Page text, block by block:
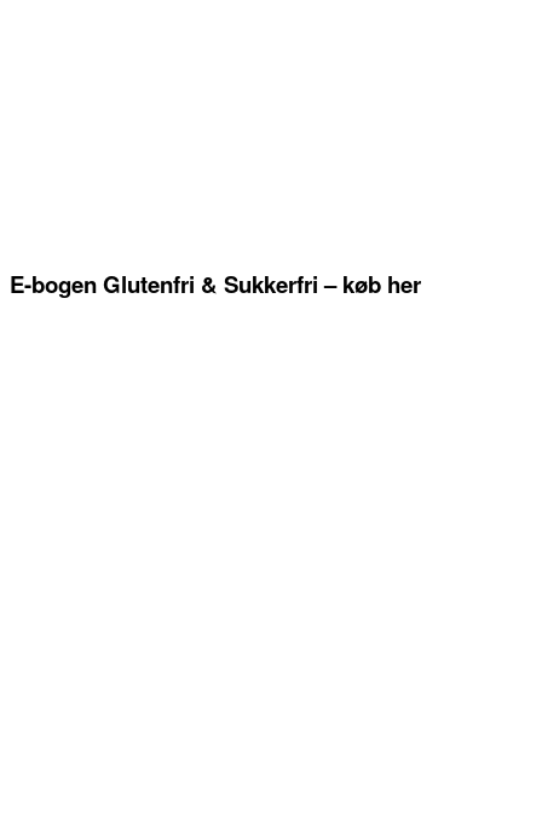
E-bogen Glutenfri & Sukkerfri – køb her